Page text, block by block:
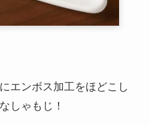
エンボス加工をほどこし
しゃもじ！